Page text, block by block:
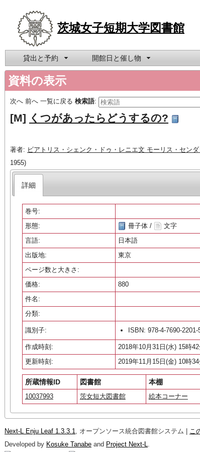
茨城女子短期大学図書館
貸出と予約 開館日と催し物
資料の表示
次へ 前へ 一覧に戻る 検索語:
[M] くつがあったらどうするの?
著者: ビアトリス・シェンク・ドゥ・レニエ文 モーリス・セン
1955)
詳細
巻号:
形態:
冊子体 /
文字
言語:
日本語
出版地:
東京
ページ数と大きさ:
価格:
880
件名:
分類:
識別子: ISBN: 978-4-7690-2201-
作成時刻:
2018年10月31日(水) 15時
更新時刻:
2019年11月15日(金) 10時
所蔵情報ID 図書館 本棚
10037993 茨女短大図書館 絵本コーナー
Next-L Enju Leaf 1.3.3.1 , オープンソース統合図書館システム | こ
Developed by Kosuke Tanabe and Project Next-L